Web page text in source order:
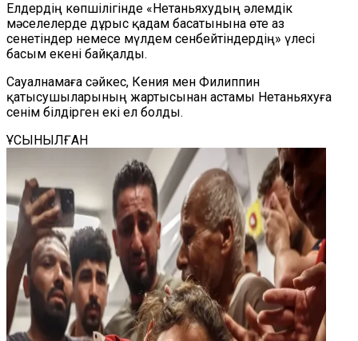
Елдердің көпшілігінде «Нетаньяхудың әлемдік
мәселелерде дұрыс қадам басатынына өте аз
сенетіндер немесе мүлдем сенбейтіндердің» үлесі
басым екені байқалды.
Сауалнамаға сәйкес, Кения мен Филиппин
қатысушыларының жартысынан астамы Нетаньяхуға
сенім білдірген екі ел болды.
ҰСЫНЫЛҒАН